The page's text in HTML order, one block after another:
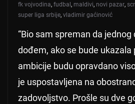
fk vojvodina, fudbal, maldivi, novi pazar,
super liga srbije, vladimir gaćinović
“Bio sam spreman da
dođem, ako se bude ukazala
ambicije budu opravdano
je uspostavljena na
zadovoljstvo. Prošle su dve